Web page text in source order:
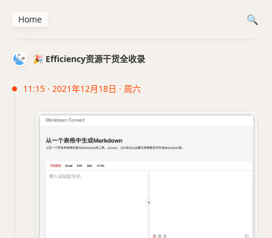
🎉 Efficiency资源干货全收录
11:15 · 2021年12月18日 · 周六
Home